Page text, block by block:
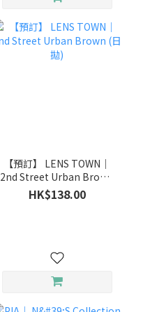
【預訂】 LENS TOWN｜
2nd Street Urban Brown
(日拋)
HK$138.00